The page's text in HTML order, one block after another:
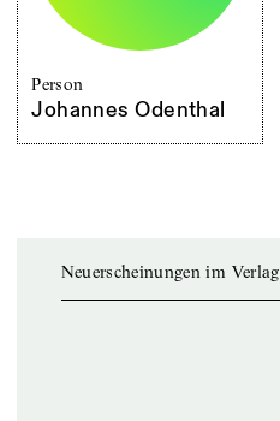
Person
Johannes Odenthal
Neuerscheinungen im Verlag